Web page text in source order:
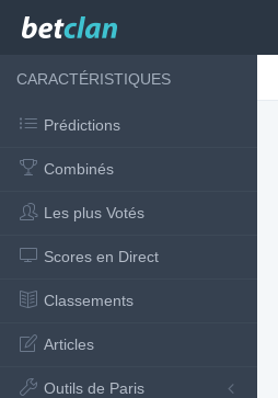
CARACTÉRISTIQUES
Prédictions
Combinés
Les plus Votés
Scores en Direct
Classements
Articles
Outils de Paris